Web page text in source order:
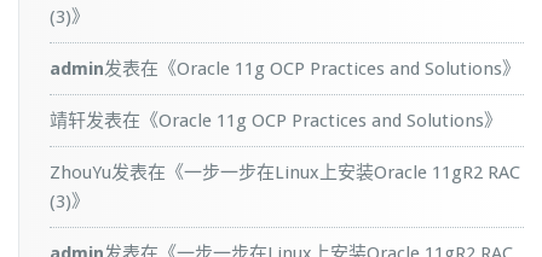
(3)》
admin发表在《Oracle 11g OCP Practices and Solutions》
靖轩发表在《Oracle 11g OCP Practices and Solutions》
ZhouYu发表在《一步一步在Linux上安装Oracle 11gR2 RAC
(3)》